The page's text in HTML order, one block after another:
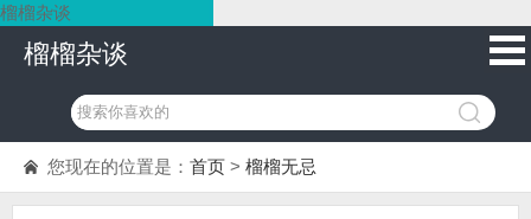
榴榴杂谈
榴榴杂谈
您现在的位置是： 首页 > 榴榴无忌